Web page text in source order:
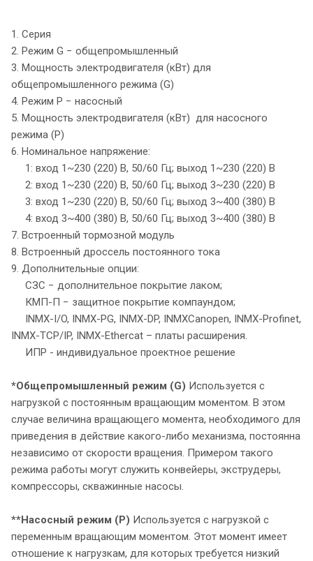
1. Серия
2. Режим G − общепромышленный
3. Мощность электродвигателя (кВт) для
общепромышленного режима (G)
4. Режим P − насосный
5. Мощность электродвигателя (кВт) для насосного
режима (P)
6. Номинальное напряжение:
1: вход 1~230 (220) В, 50/60 Гц; выход 1~230 (220) В
2: вход 1~230 (220) В, 50/60 Гц; выход 3~230 (220) В
3: вход 1~230 (220) В, 50/60 Гц; выход 3~400 (380) В
4: вход 3~400 (380) В, 50/60 Гц; выход 3~400 (380) В
7. Встроенный тормозной модуль
8. Встроенный дроссель постоянного тока
9. Дополнительные опции:
СЗС − дополнительное покрытие лаком;
КМП-П − защитное покрытие компаундом;
INMX-I/O, INMX-PG, INMX-DP, INMXCanopen, INMX-Profinet,
INMX-TCP/IP, INMX-Ethercat – платы расширения.
ИПР - индивидуальное проектное решение
*Общепромышленный режим (G) Используется с
нагрузкой с постоянным вращающим моментом. В этом
случае величина вращающего момента, необходимого для
приведения в действие какого-либо механизма, постоянна
независимо от скорости вращения. Примером такого
режима работы могут служить конвейеры, экструдеры,
компрессоры, скважинные насосы.
**Насосный режим (P) Используется с нагрузкой с
переменным вращающим моментом. Этот момент имеет
отношение к нагрузкам, для которых требуется низкий